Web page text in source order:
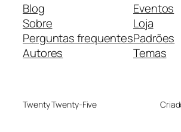
Blog
Sobre
Perguntas frequentes
Autores
Eventos
Loja
Padrões
Temas
Twenty Twenty-Five